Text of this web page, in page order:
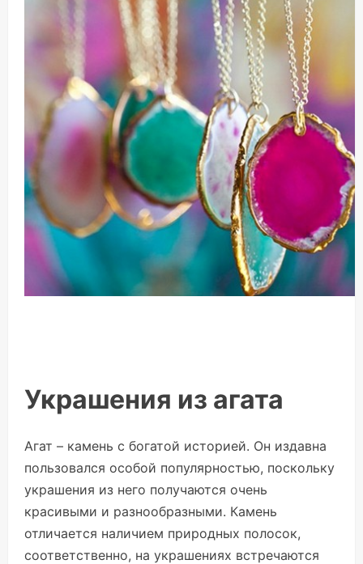
Украшения из агата
Агат – камень с богатой историей. Он издавна
пользовался особой популярностью, поскольку
украшения из него получаются очень
красивыми и разнообразными. Камень
отличается наличием природных полосок,
соответственно, на украшениях встречаются